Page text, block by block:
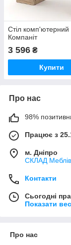
Стіл комп'ютерний
Компаніт
3 596 ₴
Купити
Про нас
98%
Працює з
м. Дніпро
СКЛАД
Контакти
Сьогодні
Показати
Про нас